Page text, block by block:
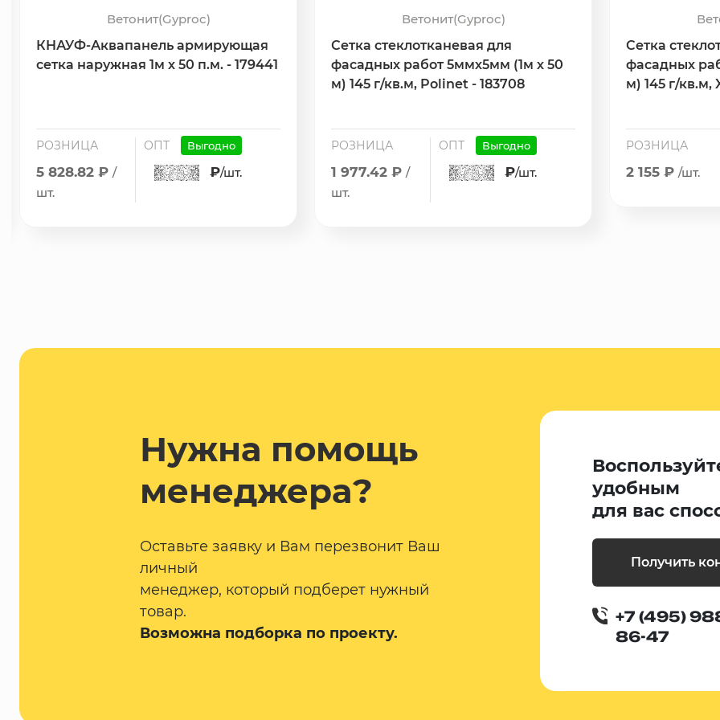
Ветонит(Gyproc)
КНАУФ-Аквапанель армирующая
сетка наружная 1м х 50 п.м. - 179441
РОЗНИЦА
5 828.82 ₽ /
шт.
ОПТ Выгодно
₽/шт.
Ветонит(Gyproc)
Сетка стеклотканевая для
фасадных работ 5ммх5мм (1м х 50
м) 145 г/кв.м, Polinet - 183708
РОЗНИЦА
1 977.42 ₽ /
шт.
ОПТ Выгодно
₽/шт.
Сетка
фасадных
м) 145 г/кв.м,
РОЗНИЦА
2 155 ₽ /шт.
Нужна помощь
менеджера?
Оставьте заявку и Вам перезвонит Ваш
личный
менеджер, который подберет нужный
товар.
Возможна подборка по проекту.
удобным
для вас
Получить
+7 (495)
86-47